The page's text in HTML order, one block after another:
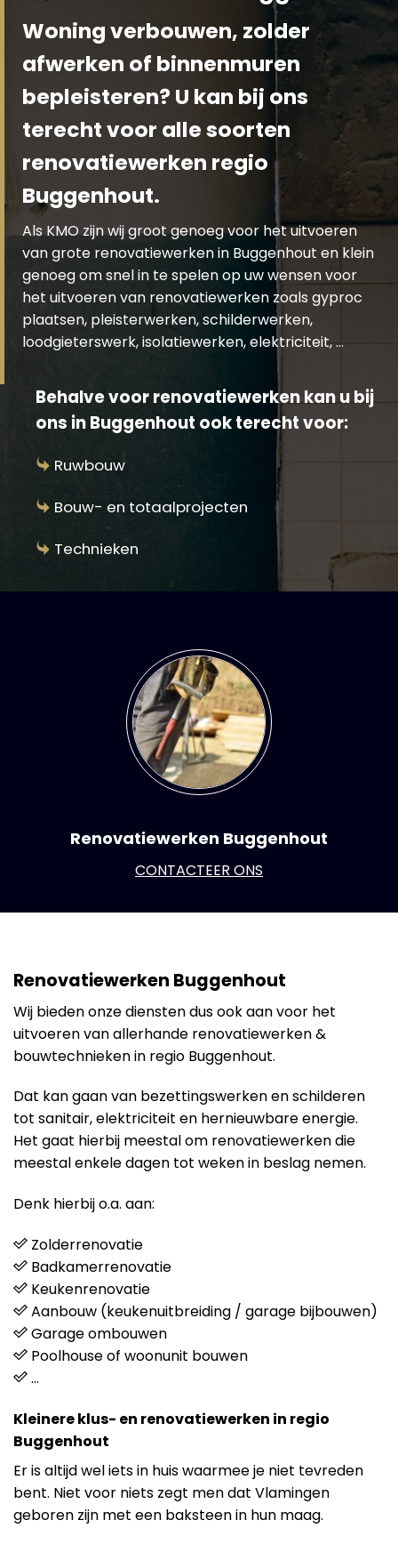
Woning verbouwen, zolder
afwerken of binnenmuren
bepleisteren? U kan bij ons
terecht voor alle soorten
renovatiewerken regio
Buggenhout.
Als KMO zijn wij groot genoeg voor het uitvoeren
van grote renovatiewerken in Buggenhout en klein
genoeg om snel in te spelen op uw wensen voor
het uitvoeren van renovatiewerken zoals gyproc
plaatsen, pleisterwerken, schilderwerken,
loodgieterswerk, isolatiewerken, elektriciteit, …
Behalve voor renovatiewerken kan u bij
ons in Buggenhout ook terecht voor:
Ruwbouw
Bouw- en totaalprojecten
Technieken
Renovatiewerken Buggenhout
CONTACTEER ONS
Renovatiewerken Buggenhout
Wij bieden onze diensten dus ook aan voor het
uitvoeren van allerhande renovatiewerken &
bouwtechnieken in regio Buggenhout.
Dat kan gaan van bezettingswerken en schilderen
tot sanitair, elektriciteit en hernieuwbare energie.
Het gaat hierbij meestal om renovatiewerken die
meestal enkele dagen tot weken in beslag nemen.
Denk hierbij o.a. aan:
Zolderrenovatie
Badkamerrenovatie
Keukenrenovatie
Aanbouw (keukenuitbreiding / garage bijbouwen)
Garage ombouwen
Poolhouse of woonunit bouwen
…
Kleinere klus- en renovatiewerken in regio
Buggenhout
Er is altijd wel iets in huis waarmee je niet tevreden
bent. Niet voor niets zegt men dat Vlamingen
geboren zijn met een baksteen in hun maag.